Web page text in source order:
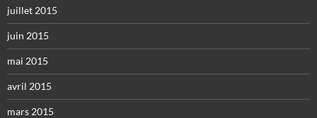
juillet 2015
juin 2015
mai 2015
avril 2015
mars 2015